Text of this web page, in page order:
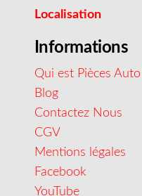
Localisation
Informations
Qui est Pièces
Blog
Contactez Nous
CGV
Mentions légales
Facebook
YouTube